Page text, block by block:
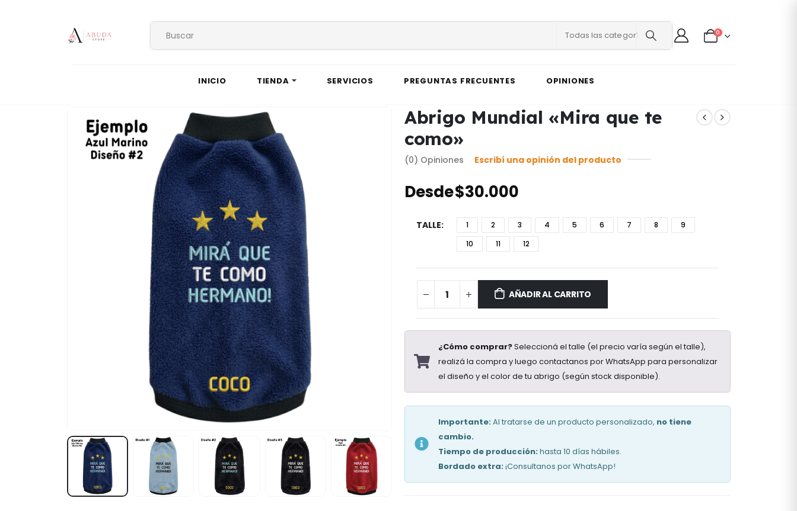
INICIO TIENDA SERVICIOS PREGUNTAS FRECUENTES OPINIONES
Todas las categorías 0
Abrigo Mundial «Mira que te
como»
(0) Opiniones Escribí una opinión del producto
Desde$30.000
TALLE 1 2 3 4 5 6 7 8
9
10
11 12
AÑADIR AL CARRITO
¿Cómo comprar?Seleccioná el talle (el precio varía según el talle),
realizá la compra y luego contactanos por WhatsApp para personalizar
el diseño y el color de tu abrigo (según stock disponible).
Importante:Al tratarse de un producto personalizado, no tiene
cambio.
Tiempo de producción:hasta 10 días hábiles.
Bordado extra:¡Consultanos por WhatsApp!